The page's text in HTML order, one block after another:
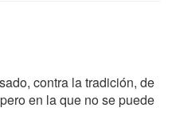
contra la tradición, de
en la que no se puede